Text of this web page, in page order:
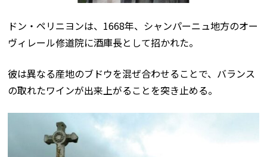
ドン・ペリニヨンは、1668年、シャンパーニュ地方のオー
ヴィレール修道院に酒庫長として招かれた。
彼は異なる産地のブドウを混ぜ合わせることで、バランス
の取れたワインが出来上がることを突き止める。